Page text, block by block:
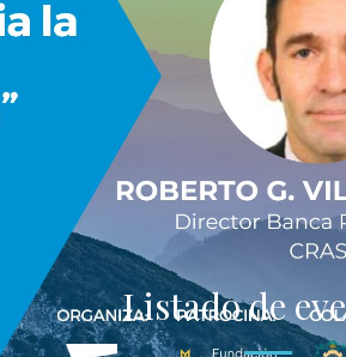
Listado de